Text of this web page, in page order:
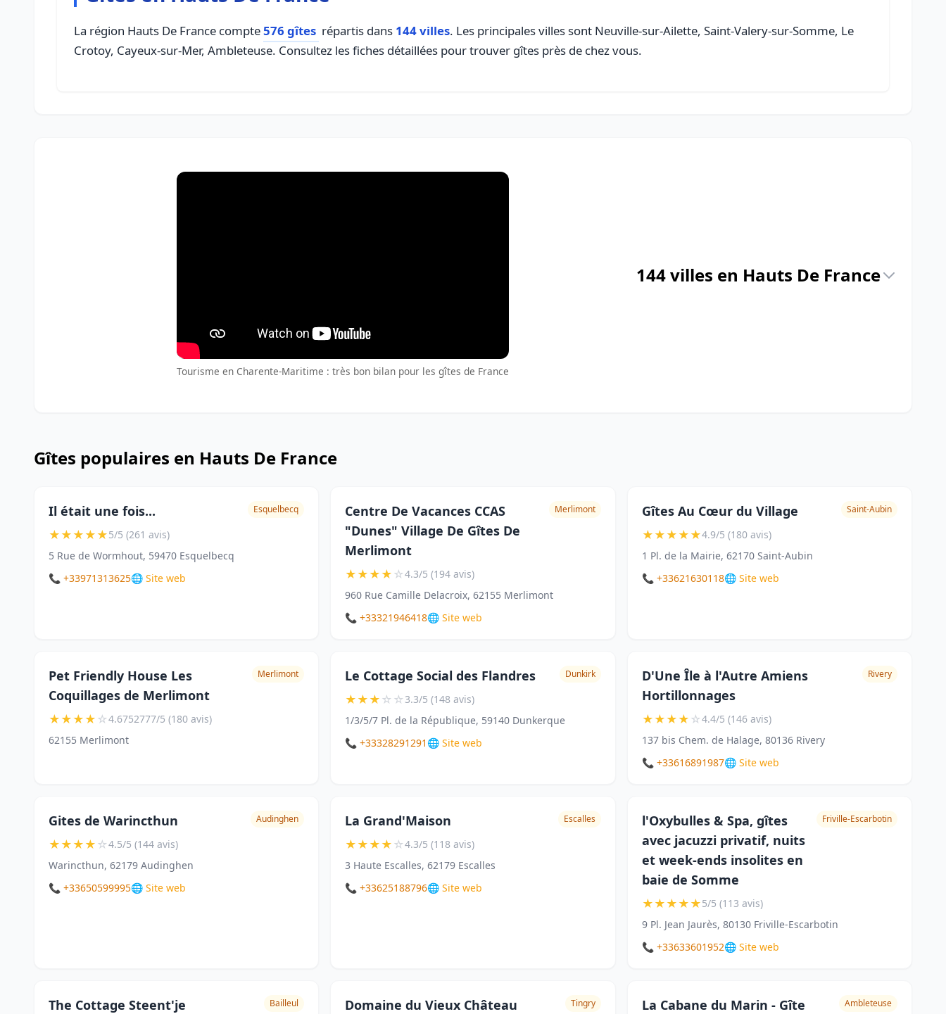
La région Hauts De France compte576 gîtes répartis dans 144 villes. Les principales villes sont Neuville-sur-Ailette, Saint-Valery-sur-Somme, Le
Crotoy, Cayeux-sur-Mer, Ambleteuse. Consultez les fiches détaillées pour trouver gîtes près de chez vous.
Tourisme en Charente-Maritime : très bon bilan pour les gîtes de France
144 villes en Hauts De France
Gîtes populaires en Hauts De France
Il était une fois... Esquelbecq
★★★★★5/5 (261 avis)
5 Rue de Wormhout, 59470 Esquelbecq
📞 +33971313625🌐 Site web
Centre De Vacances CCAS
"Dunes" Village De Gîtes De
Merlimont
Merlimont
★★★★☆4.3/5 (194 avis)
960 Rue Camille Delacroix, 62155 Merlimont
📞 +33321946418🌐 Site web
Gîtes Au Cœur du Village Saint-Aubin
★★★★★4.9/5 (180 avis)
1 Pl. de la Mairie, 62170 Saint-Aubin
📞 +33621630118🌐 Site web
Pet Friendly House Les
Coquillages de Merlimont
Merlimont
★★★★☆4.6752777/5 (180 avis)
62155 Merlimont
Le Cottage Social des Flandres Dunkirk
★★★☆☆3.3/5 (148 avis)
1/3/5/7 Pl. de la République, 59140 Dunkerque
📞 +33328291291 🌐 Site web
D'Une Île à l'Autre Amiens
Hortillonnages
Rivery
★★★★☆4.4/5 (146 avis)
137 bis Chem. de Halage, 80136 Rivery
📞 +33616891987🌐 Site web
Gites de Warincthun Audinghen
★★★★☆4.5/5 (144 avis)
Warincthun, 62179 Audinghen
📞 +33650599995🌐 Site web
La Grand'Maison Escalles
★★★★☆4.3/5 (118 avis)
3 Haute Escalles, 62179 Escalles
📞 +33625188796🌐 Site web
l'Oxybulles & Spa, gîtes
avec jacuzzi privatif, nuits
et week-ends insolites en
baie de Somme
Friville-Escarbotin
★★★★★5/5 (113 avis)
9 Pl. Jean Jaurès, 80130 Friville-Escarbotin
📞 +33633601952🌐 Site web
The Cottage Steent'je Bailleul Domaine du Vieux Château Tingry
La Cabane du Marin - Gîte
Ambleteuse